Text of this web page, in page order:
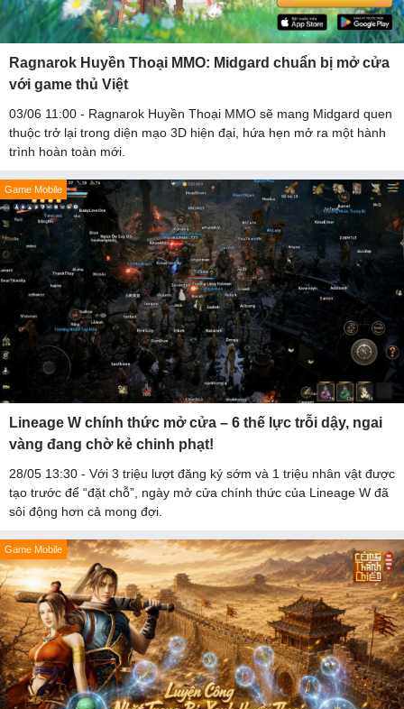
Ragnarok Huyền Thoại MMO: Midgard chuẩn bị mở cửa
với game thủ Việt
03/06 11:00 - Ragnarok Huyền Thoại MMO sẽ mang Midgard quen
thuộc trở lại trong diện mạo 3D hiện đại, hứa hẹn mở ra một hành
trình hoàn toàn mới.
Game Mobile
Lineage W chính thức mở cửa – 6 thế lực trỗi dậy, ngai
vàng đang chờ kẻ chinh phạt!
28/05 13:30 - Với 3 triệu lượt đăng ký sớm và 1 triệu nhân vật được
tạo trước để “đặt chỗ”, ngày mở cửa chính thức của Lineage W đã
sôi động hơn cả mong đợi.
Game Mobile